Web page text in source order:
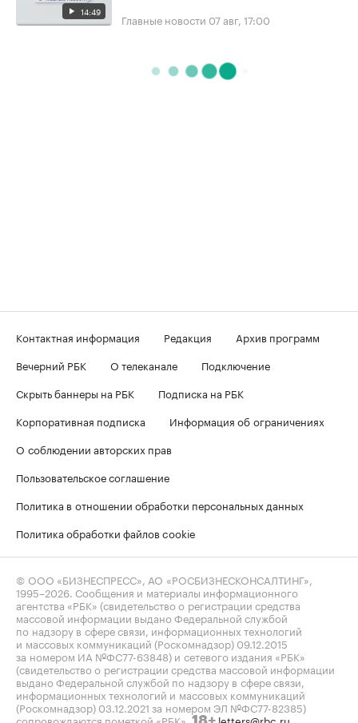
14:49 Главные новости 07 авг, 17:00
Контактная информация Редакция
Архив программ
Вечерний РБК
О телеканале
Подключение
Скрыть баннеры на РБК
Подписка на РБК
Корпоративная подписка
Информация об ограничениях
О соблюдении авторских прав
Пользовательское соглашение
Политика в отношении обработки персональных данных
Политика обработки файлов cookie
© ООО «БИЗНЕСПРЕСС», АО «РОСБИЗНЕСКОНСАЛТИНГ»,
1995–2026 . Сообщения и материалы информационного
агентства «РБК» (свидетельство о регистрации средства
массовой информации выдано Федеральной службой
по надзору в сфере связи, информационных технологий
и массовых коммуникаций (Роскомнадзор) 09.12.2015
за номером ИА №ФС77-63848) и сетевого издания «РБК»
(свидетельство о регистрации средства массовой информации
выдано Федеральной службой по надзору в сфере связи,
информационных технологий и массовых коммуникаций
(Роскомнадзор) 03.12.2021 за номером ЭЛ №ФС77-82385)
сопровождаются пометкой «РБК».
letters@rbc.ru